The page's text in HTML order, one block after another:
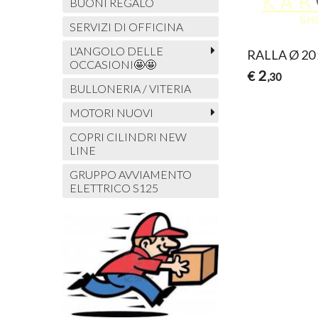
RALLA Ø 20
€ 2,30
SERVIZI DI OFFICINA
L'ANGOLO DELLE
OCCASIONI🤩🤩
BULLONERIA / VITERIA
MOTORI NUOVI
COPRI CILINDRI NEW
LINE
GRUPPO AVVIAMENTO
ELETTRICO S125